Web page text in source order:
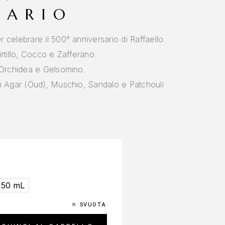
il 500° anniversario di Raffaello.
Cocco e Zafferano.
e Gelsomino.
(Oud), Muschio, Sandalo e Patchouli
50 mL
SVUOTA